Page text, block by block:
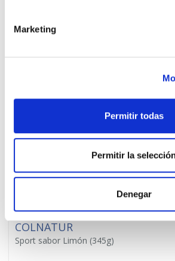
Marketing
Permitir todas
Permitir la
Denegar
COLNATUR
Sport sabor Limón (345g)